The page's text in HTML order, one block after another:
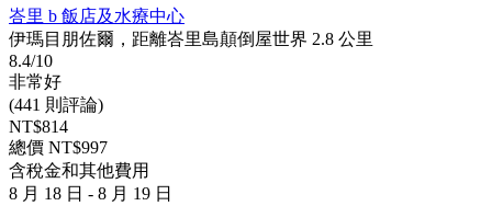
峇里 b 飯店及水療中心
伊瑪目朋佐爾，距離峇里島顛倒屋世界 2.8 公里
8.4/10
非常好
(441 則評論)
NT$814
總價 NT$997
含稅金和其他費用
8 月 18 日 - 8 月 19 日